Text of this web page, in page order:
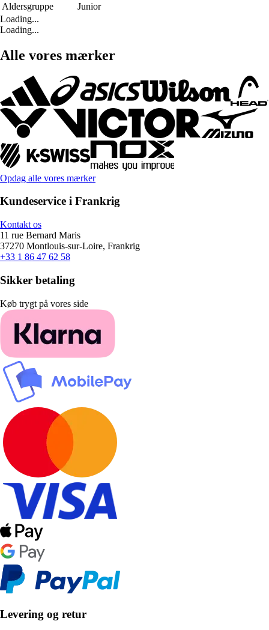
Aldersgruppe
Junior
Loading...
Loading...
Alle vores mærker
Opdag alle vores mærker
Kundeservice i Frankrig
Kontakt os
11 rue Bernard Maris
37270 Montlouis-sur-Loire, Frankrig
+33 1 86 47 62 58
Sikker betaling
Køb trygt på vores side
Levering og retur